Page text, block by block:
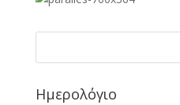
Ημερολόγιο